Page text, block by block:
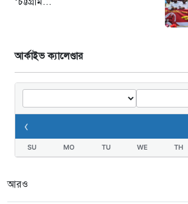
আর্কাইভ ক্যালেণ্ডার
‹
SU MO TU WE TH
আরও